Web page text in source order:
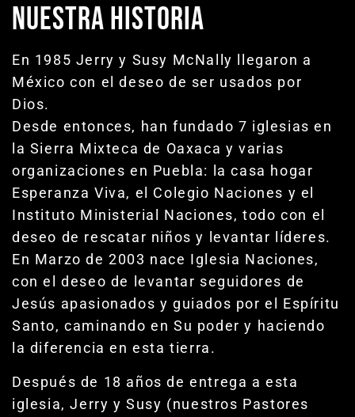
NUESTRA HISTORIA
En 1985 Jerry y Susy McNally llegaron a
México con el deseo de ser usados por
Dios.
Desde entonces, han fundado 7 iglesias en
la Sierra Mixteca de Oaxaca y varias
organizaciones en Puebla: la casa hogar
Esperanza Viva, el Colegio Naciones y el
Instituto Ministerial Naciones, todo con el
deseo de rescatar niños y levantar líderes.
En Marzo de 2003 nace Iglesia Naciones,
con el deseo de levantar seguidores de
Jesús apasionados y guiados por el Espíritu
Santo, caminando en Su poder y haciendo
la diferencia en esta tierra.
Después de 18 años de entrega a esta
iglesia, Jerry y Susy (nuestros Pastores